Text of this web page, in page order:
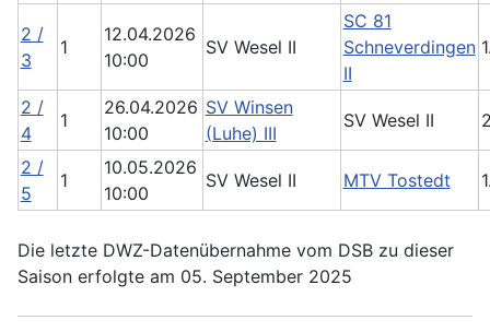
2 /
3
1
12.04.2026
10:00
SV Wesel II
SC 81
Schneverdingen
II
2 /
4
1
26.04.2026
10:00
SV Winsen
(Luhe) III
SV Wesel II
2 /
5
1
10.05.2026
10:00
SV Wesel II MTV Tostedt
Die letzte DWZ-Datenübernahme vom DSB zu dieser
Saison erfolgte am 05. September 2025